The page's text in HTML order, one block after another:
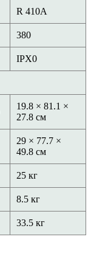
R 410A
380
IPX0
19.8 × 81.1 ×
27.8 см
29 × 77.7 ×
49.8 см
25 кг
8.5 кг
33.5 кг